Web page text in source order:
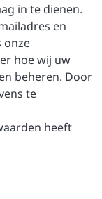
in te dienen.
en
onze
hoe wij uw
beheren. Door
te
heeft